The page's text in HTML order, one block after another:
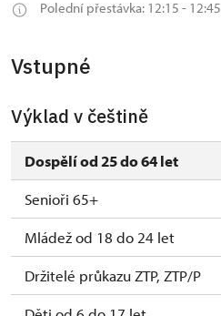
2. 11.-19.
19. 12.
20. 12.-25.
12.
26. 12.-31.
12.
ne
Polední přestávka: 12:15 - 12:45
Vstupné
Výklad v češtině
Dospělí od 25 do 64 let
Senioři 65+
Mládež od 18 do 24 let
Držitelé průkazu ZTP, ZTP/P